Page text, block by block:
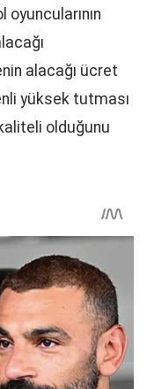
alacağı ücret
yüksek tutması
olduğunu